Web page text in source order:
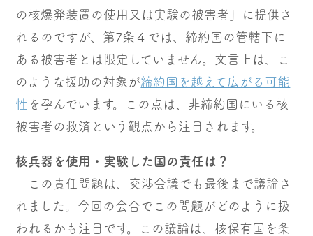
の核爆発装置の使用又は実験の被害者」に提供さ
れるのですが、第7条４では、締約国の管轄下に
ある被害者とは限定していません。文言上は、こ
のような援助の対象が締約国を越えて広がる可能
性 を孕んでいます。この点は、非締約国にいる核
被害者の救済という観点から注目されます。
核兵器を使用・実験した国の責任は？
この責任問題は、交渉会議でも最後まで議論さ
れました。今回の会合でこの問題がどのように扱
われるかも注目です。この議論は、核保有国を条